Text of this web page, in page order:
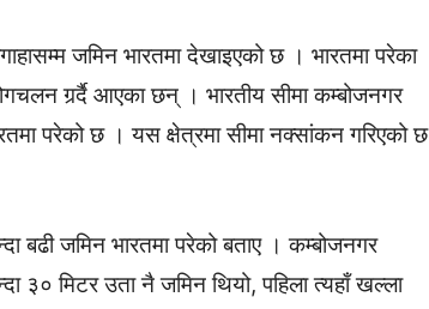
जमिन भारतमा देखाइएको छ । भारतमा परेका
गर्र्दै आएका छन् । भारतीय सीमा कम्बोजनगर
परेको छ । यस क्षेत्रमा सीमा नक्सांकन गरिएको छ
बढी जमिन भारतमा परेको बताए । कम्बोजनगर
३० मिटर उता नै जमिन थियो, पहिला त्यहाँ खल्ला